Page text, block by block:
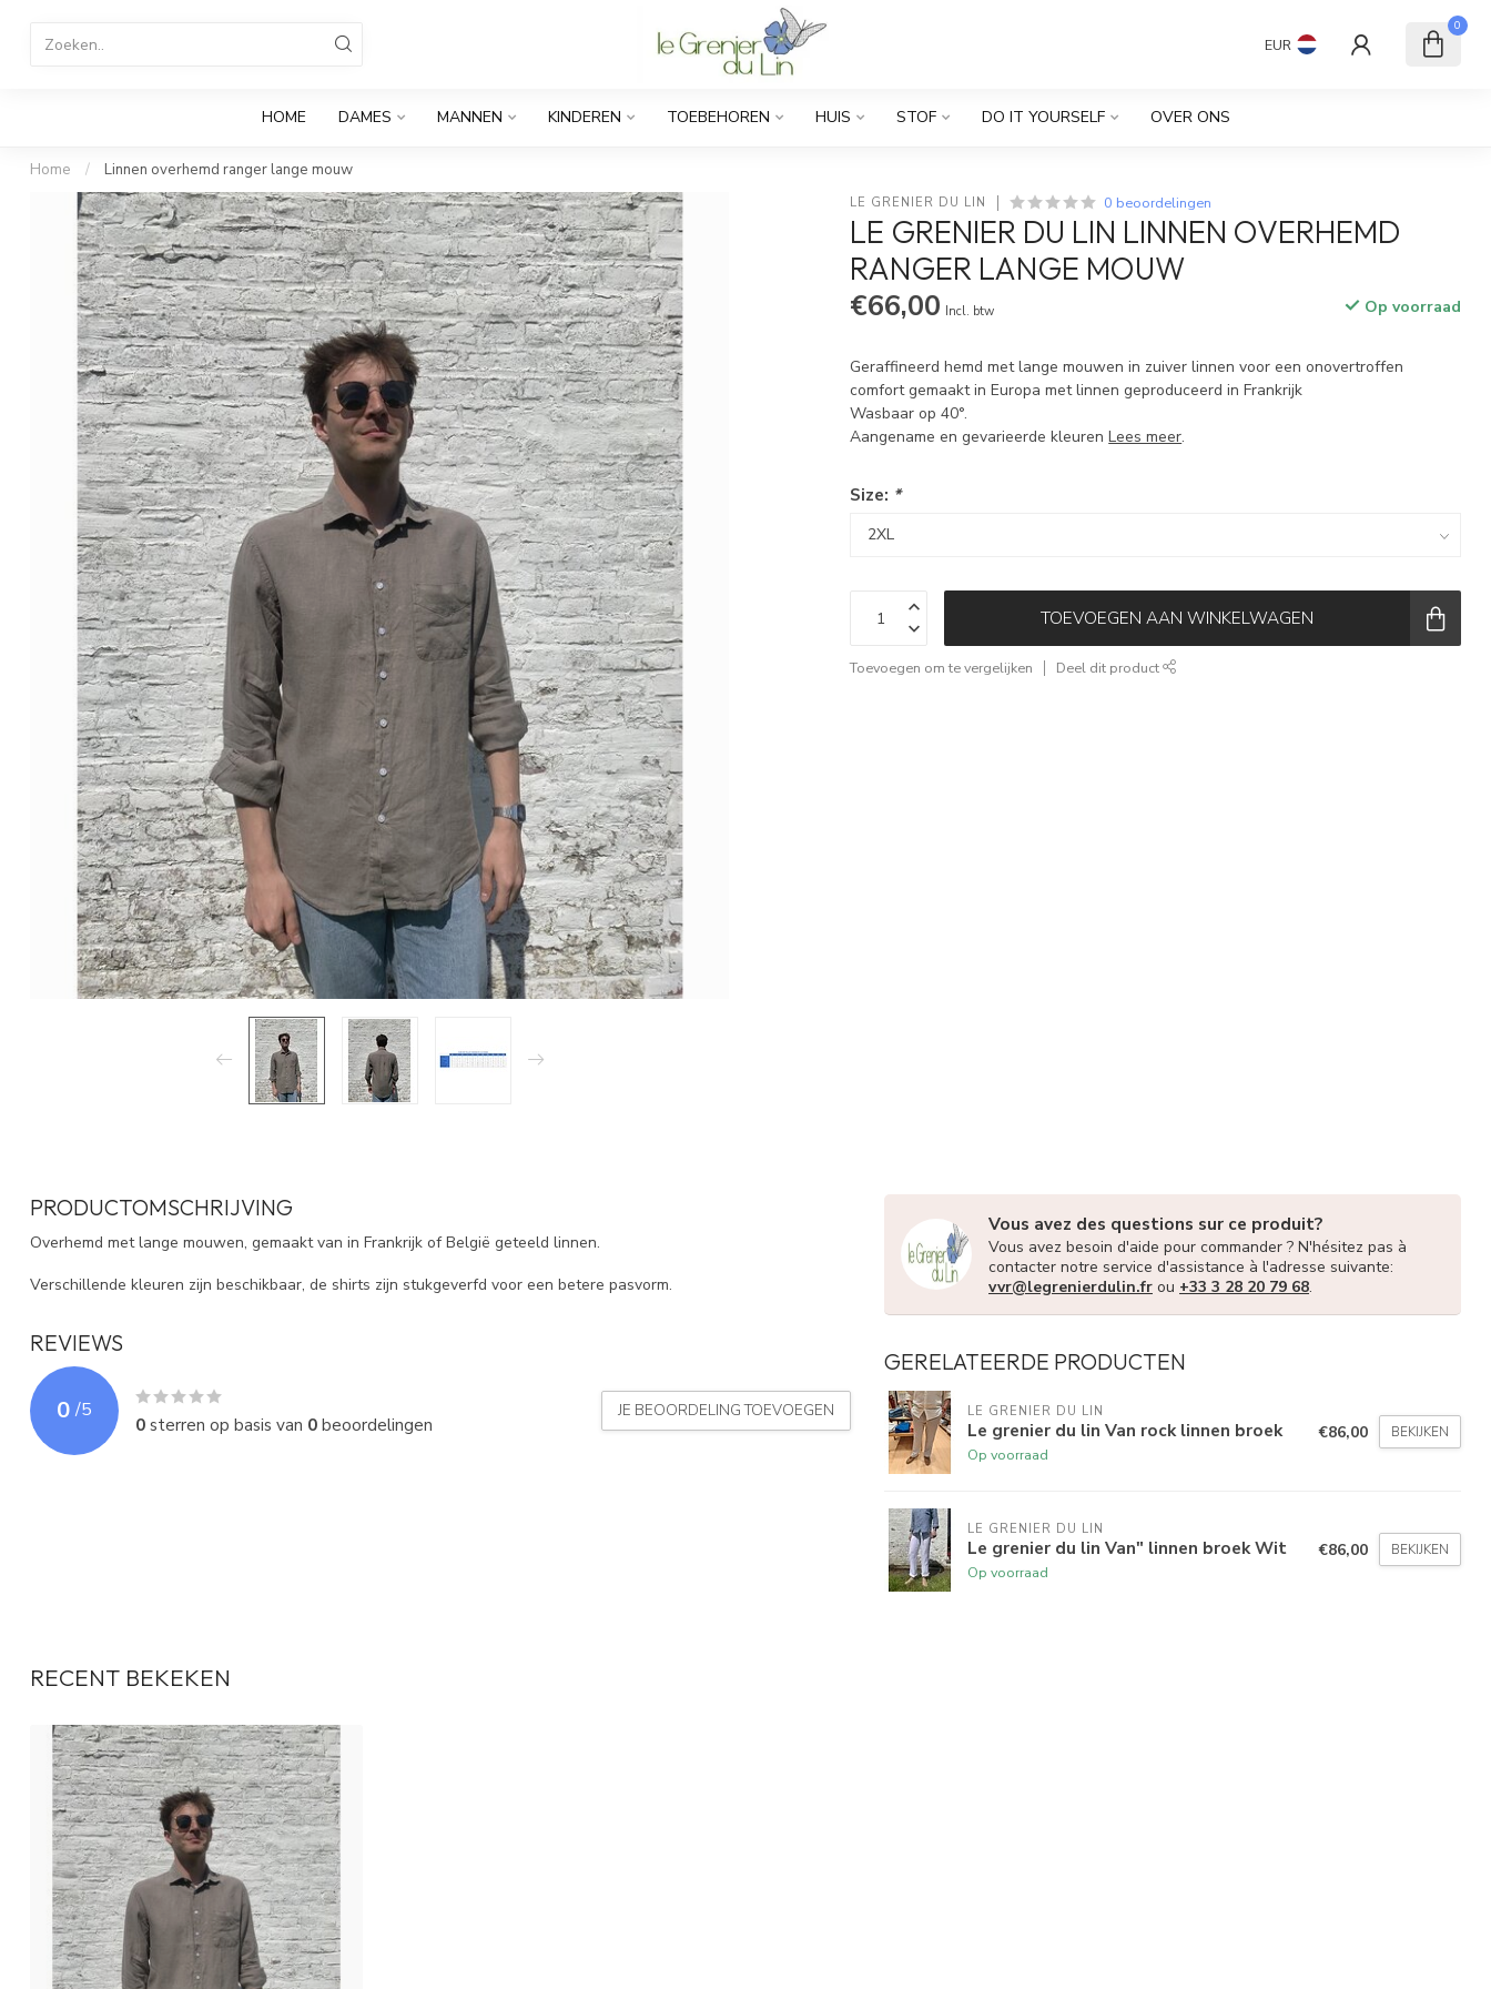
EUR
0
HOME DAMES MANNEN KINDEREN TOEBEHOREN HUIS STOF DO IT YOURSELF OVER ONS
Home / Linnen overhemd ranger lange mouw
LE GRENIER DU LIN 0 beoordelingen
LE GRENIER DU LIN LINNEN OVERHEMD
RANGER LANGE MOUW
€66,00 Incl. btw Op voorraad
Geraffineerd hemd met lange mouwen in zuiver linnen voor een onovertroffen
comfort gemaakt in Europa met linnen geproduceerd in Frankrijk
Wasbaar op 40°.
Aangename en gevarieerde kleurenLees meer.
Size: *
TOEVOEGEN AAN WINKELWAGEN
Toevoegen om te vergelijken Deel dit product
PRODUCTOMSCHRIJVING
Overhemd met lange mouwen, gemaakt van in Frankrijk of België geteeld linnen.
Verschillende kleuren zijn beschikbaar, de shirts zijn stukgeverfd voor een betere pasvorm.
REVIEWS
0 /5
0sterren op basis van 0beoordelingen
JE BEOORDELING TOEVOEGEN
Vous avez des questions sur ce produit?
Vous avez besoin d'aide pour commander ? N'hésitez pas à
contacter notre service d'assistance à l'adresse suivante:
vvr@legrenierdulin.fr ou +33 3 28 20 79 68.
GERELATEERDE PRODUCTEN
LE GRENIER DU LIN
Le grenier du lin Van rock linnen broek
Op voorraad
€86,00 BEKIJKEN
LE GRENIER DU LIN
Le grenier du lin Van" linnen broek Wit
Op voorraad
€86,00 BEKIJKEN
RECENT BEKEKEN